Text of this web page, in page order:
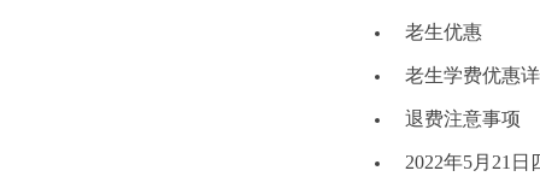
老生优惠
老生学费优惠
退费注意事项
2022年5月21